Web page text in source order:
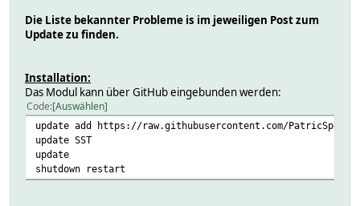
Die Liste bekannter Probleme is im jeweiligen Post zum
Update zu finden.
Installation:
Das Modul kann über GitHub eingebunden werden:
Code Auswählen
update add https://raw.githubusercontent.com/
update SST
update
shutdown restart